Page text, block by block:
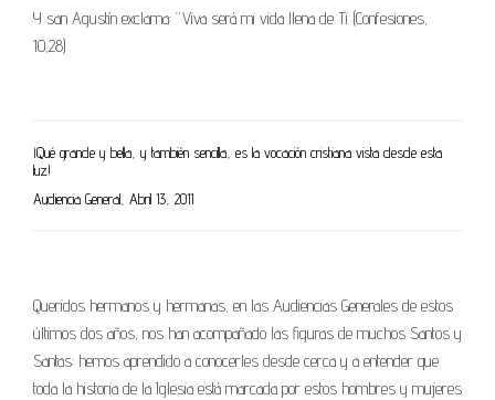
Y san Agustín exclama: “Viva será mi vida llena de Ti (Confesiones,
10,28)
¡Qué grande y bella, y también sencilla, es la vocación cristiana vista desde esta
luz!
Audiencia General, Abril 13, 2011
Queridos hermanos y hermanas, en las Audiencias Generales de estos
últimos dos años, nos han acompañado las figuras de muchos Santos y
Santas: hemos aprendido a conocerles desde cerca y a entender que
toda la historia de la Iglesia está marcada por estos hombres y mujeres